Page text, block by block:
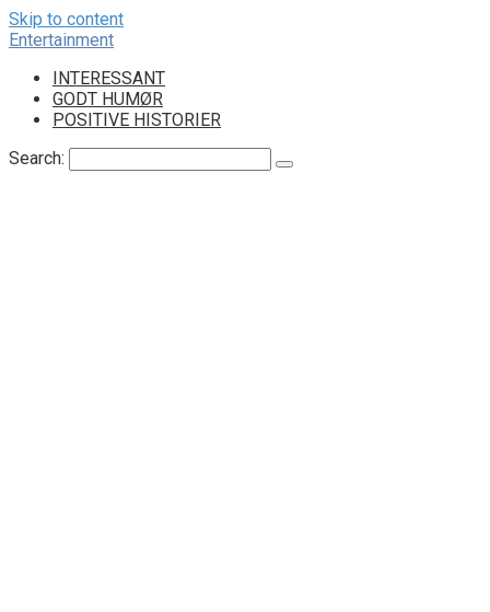
Skip to content
Entertainment
INTERESSANT
GODT HUMØR
POSITIVE HISTORIER
Search: